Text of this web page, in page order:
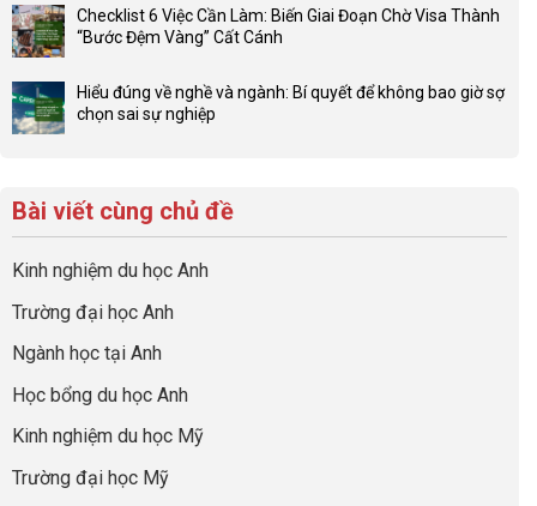
sức
mạnh
network
gia
đình
sự
nghiệp
Đầu
tư
sớm:
Chiến
hiệu
quả
của
cha
thông
bình
luận
Đừng
để
hồ
sơ
du
học
“Dày
hoạt
động
nhưng
thiếu
năng
lực”
Checklist 6 Việc Cần Làm: Biến Giai Đoạn Chờ Visa Thành
“Bước Đệm Vàng” Cất Cánh
bình
luận
Việc
Biến
Đoạn
Visa
“Bước
Vàng”
Cất
Cánh
Hiểu đúng về nghề và ngành: Bí quyết để không bao giờ sợ
chọn sai sự nghiệp
luận
ở
Hiểu
đúng
nghề
và
ngành:
quyết
không
giờ
Bài viết cùng chủ đề
Kinh nghiệm du học Anh
Trường đại học Anh
Ngành học tại Anh
Học bổng du học Anh
Kinh nghiệm du học Mỹ
Trường đại học Mỹ